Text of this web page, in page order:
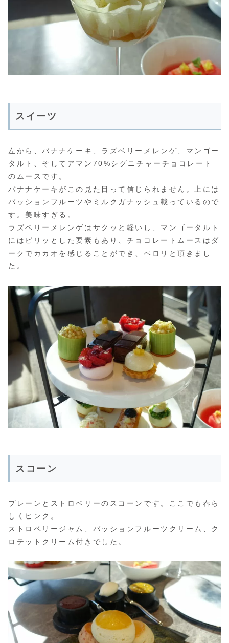
スイーツ
左から、バナナケーキ、ラズベリーメレンゲ、マンゴー
タルト、そしてアマン70%シグニチャーチョコレート
のムースです。
バナナケーキがこの見た目って信じられません。上には
パッションフルーツやミルクガナッシュ載っているので
す。美味すぎる。
ラズベリーメレンゲはサクッと軽いし、マンゴータルト
にはピリッとした要素もあり、チョコレートムースはダ
ークでカカオを感じることができ、ペロリと頂きまし
た。
スコーン
プレーンとストロベリーのスコーンです。ここでも春ら
しくピンク。
ストロベリージャム、パッションフルーツクリーム、ク
ロテットクリーム付きでした。